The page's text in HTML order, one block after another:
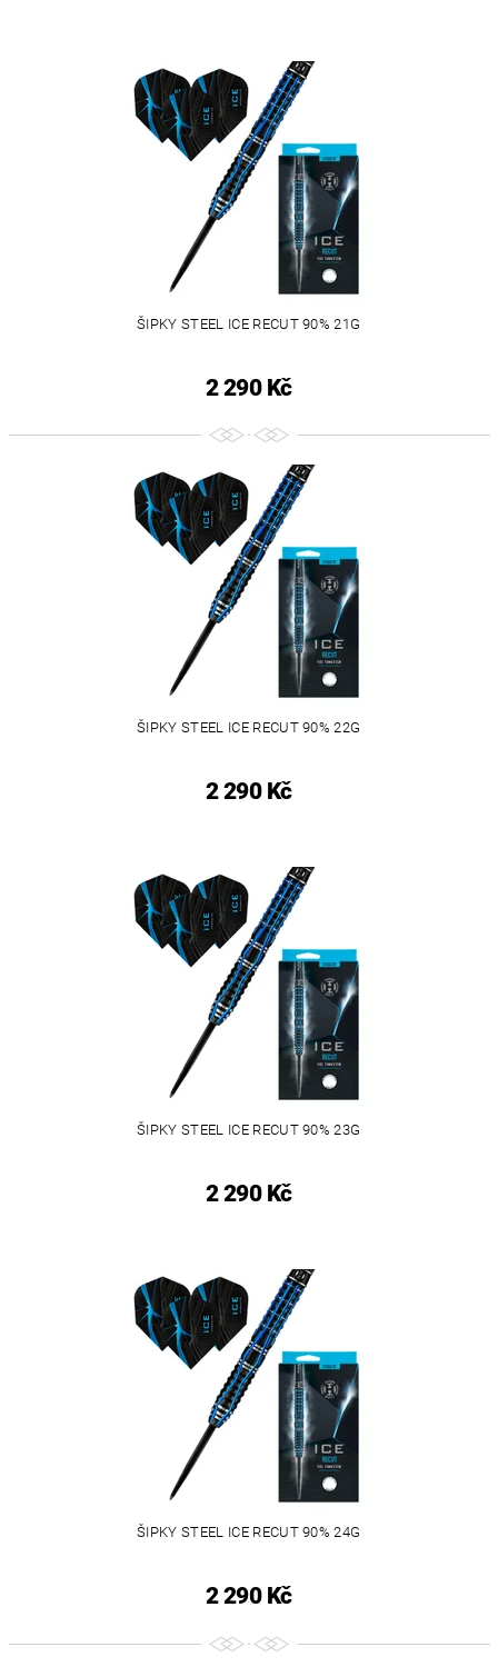
ŠIPKY STEEL ICE RECUT 90% 21G
2 290 Kč
ŠIPKY STEEL ICE RECUT 90% 22G
2 290 Kč
ŠIPKY STEEL ICE RECUT 90% 23G
2 290 Kč
ŠIPKY STEEL ICE RECUT 90% 24G
2 290 Kč